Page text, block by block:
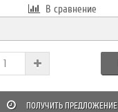
В сравнение
ПОЛУЧИТЬ ПРЕДЛОЖЕНИЕ